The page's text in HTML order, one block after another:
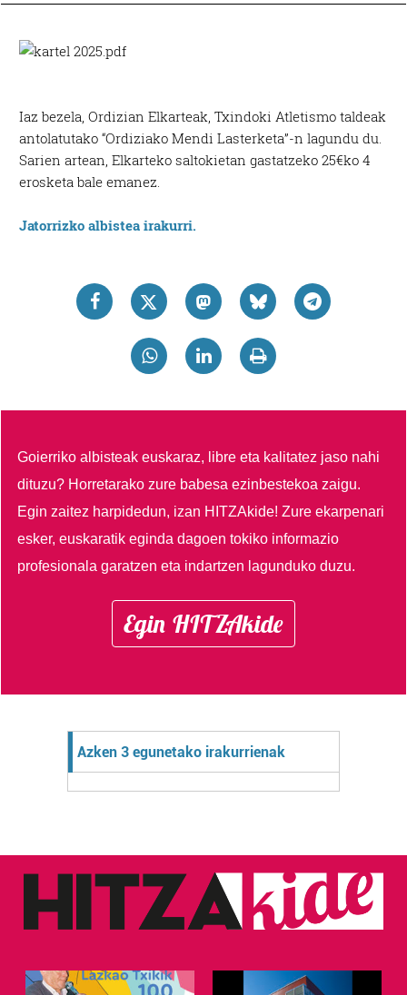
Iaz bezela, Ordizian Elkarteak, Txindoki Atletismo taldeak
antolatutako “Ordiziako Mendi Lasterketa”-n lagundu du.
Sarien artean, Elkarteko saltokietan gastatzeko 25€ko 4
erosketa bale emanez.
Jatorrizko albistea irakurri.
Goierriko albisteak euskaraz, libre eta kalitatez jaso nahi
dituzu? Horretarako zure babesa ezinbestekoa zaigu.
Egin zaitez harpidedun, izan HITZAkide!Zure ekarpenari
esker, euskaratik eginda dagoen tokiko informazio
profesionala garatzen eta indartzen lagunduko duzu.
Egin HITZAkide
Azken 3 egunetako irakurrienak